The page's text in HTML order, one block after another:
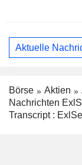
Aktuelle
Börse Aktien
Nachrichten
Transcript :